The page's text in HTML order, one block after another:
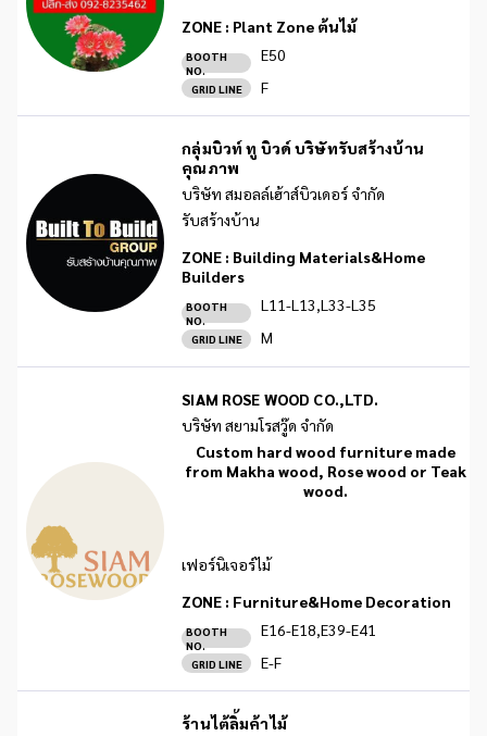
ZONE : Plant Zone ต้นไม้
BOOTH
NO.
E50
GRID LINE F
กลุ่มบิวท์ ทู บิวด์ บริษัทรับสร้างบ้าน
คุณภาพ
บริษัท สมอลล์เฮ้าส์บิวเดอร์ จำกัด
รับสร้างบ้าน
ZONE : Building Materials&Home
Builders
BOOTH
NO.
L11-L13,L33-L35
GRID LINE M
SIAM ROSE WOOD CO.,LTD.
บริษัท สยามโรสวู๊ด จำกัด
Custom hard wood furniture made
from Makha wood, Rose wood or Teak
wood.
เฟอร์นิเจอร์ไม้
ZONE : Furniture&Home Decoration
BOOTH
NO.
E16-E18,E39-E41
GRID LINE E-F
ร้านไต้ลิ้มค้าไม้